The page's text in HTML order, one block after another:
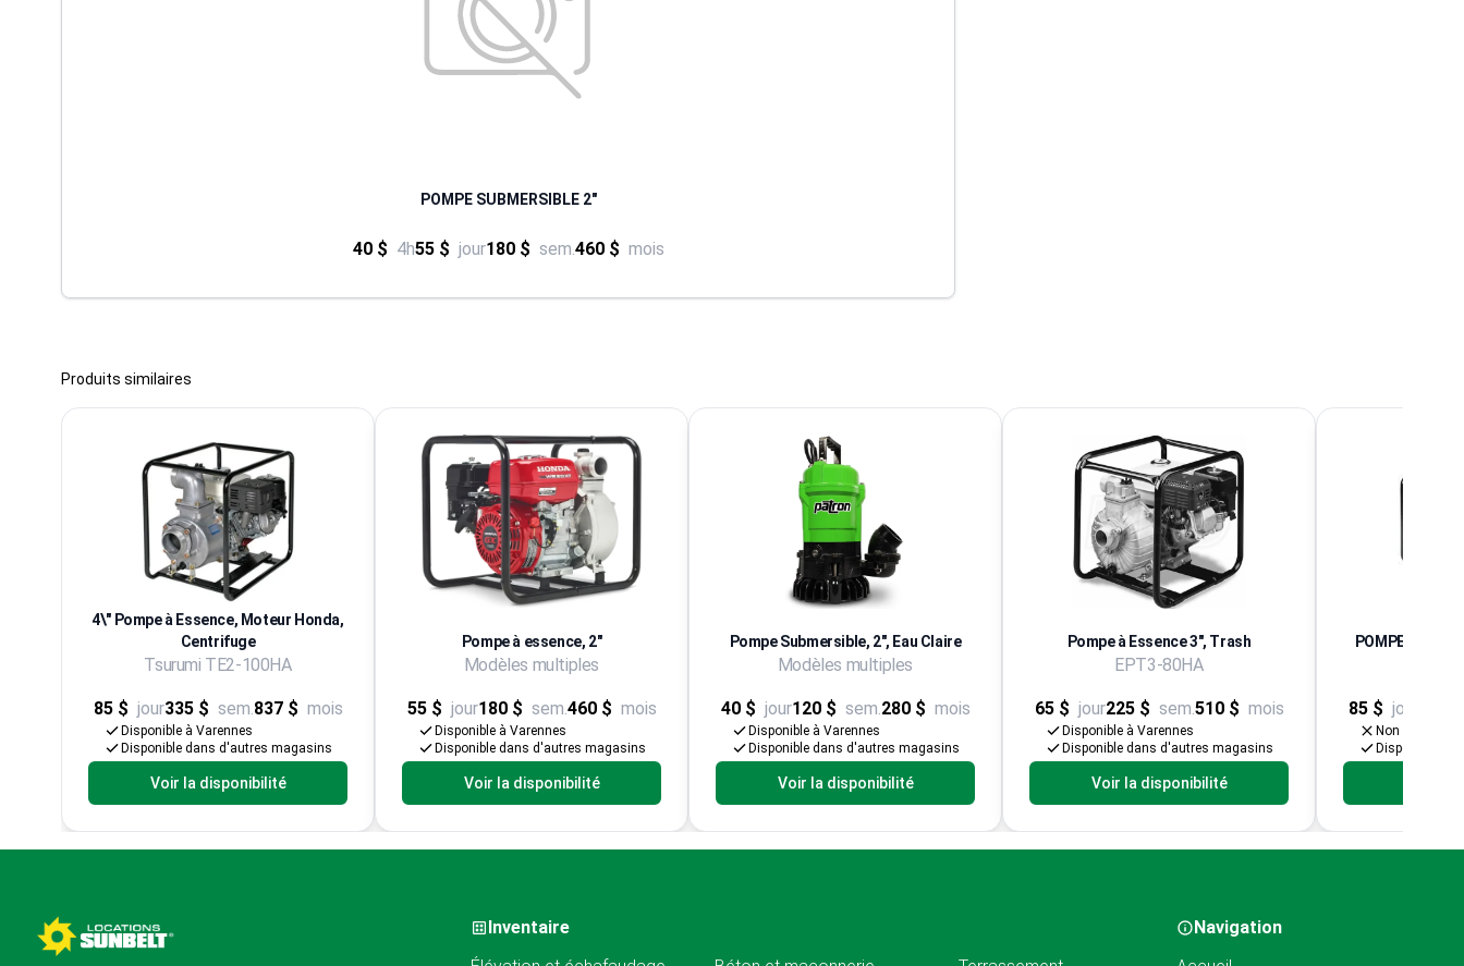
POMPE SUBMERSIBLE 2"
40 $ 4h55 $ jour180 $ sem.460 $ mois
Produits similaires
4\" Pompe à Essence, Moteur Honda,
Centrifuge
Tsurumi TE2-100HA
85 $ jour335 $ sem.837 $ mois
Disponible à Varennes
Disponible dans d'autres magasins
Voir la disponibilité
Pompe à essence, 2"
Modèles multiples
55 $ jour180 $ sem.460 $ mois
Disponible à Varennes
Disponible dans d'autres magasins
Voir la disponibilité
Pompe Submersible, 2", Eau Claire
Modèles multiples
40 $ jour120 $ sem.280 $ mois
Disponible à Varennes
Disponible dans d'autres magasins
Voir la disponibilité
Pompe à Essence 3", Trash
EPT3-80HA
65 $ jour225 $ sem.510 $ mois
Disponible à Varennes
Disponible dans d'autres magasins
Voir la disponibilité
POMPE
85 $ jour
Non
Disponible
Inventaire
Navigation